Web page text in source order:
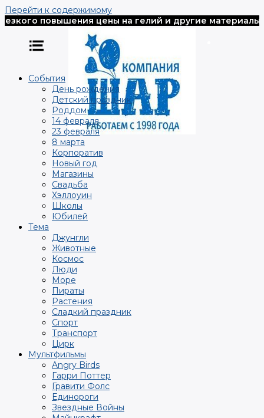
Перейти к содержимому
повышения цены на гелий и другие материалы,
События
День рождения
Детский праздник
Роддом
14 февраля
23 февраля
8 марта
Корпоратив
Новый год
Магазины
Свадьба
Хэллоуин
Школы
Юбилей
Тема
Джунгли
Животные
Космос
Люди
Море
Пираты
Растения
Сладкий праздник
Спорт
Транспорт
Цирк
Мультфильмы
Angry Birds
Гарри Поттер
Гравити Фолс
Единороги
Звездные Войны